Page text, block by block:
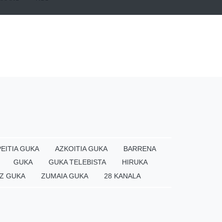
GUKA AZKOITIA GUKA
BARRENA
GUKA
GUKA TELEBISTA
HIRUKA
GUKA
ZUMAIA GUKA 28 KANALA